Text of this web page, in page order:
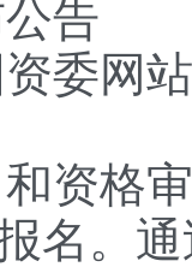
告
委网
资格
。通